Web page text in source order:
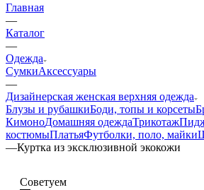
Главная
—
Каталог
—
Одежда
СумкиАксессуары
—
Дизайнерская женская верхняя одежда
Блузы и рубашкиБоди, топы и корсеты
КимоноДомашняя одеждаТрикотаж
костюмыПлатьяФутболки, поло, майки
—Куртка из эксклюзивной экокожи
Советуем